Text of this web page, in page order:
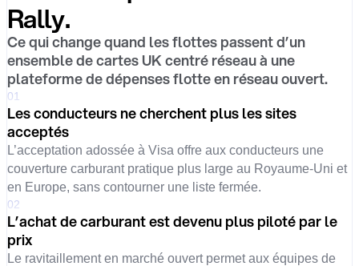
Rally.
Ce qui change quand les flottes passent d’un
ensemble de cartes UK centré réseau à une
plateforme de dépenses flotte en réseau ouvert.
01
Les conducteurs ne cherchent plus les sites
acceptés
L’acceptation adossée à Visa offre aux conducteurs une
couverture carburant pratique plus large au Royaume-Uni et
en Europe, sans contourner une liste fermée.
02
L’achat de carburant est devenu plus piloté par le
prix
Le ravitaillement en marché ouvert permet aux équipes de